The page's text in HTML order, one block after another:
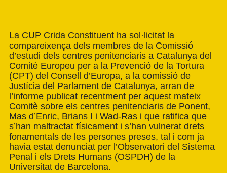
La CUP Crida Constituent ha sol·licitat la
compareixença dels membres de la Comissió
d’estudi dels centres penitenciaris a Catalunya del
Comitè Europeu per a la Prevenció de la Tortura
(CPT) del Consell d’Europa, a la comissió de
Justícia del Parlament de Catalunya, arran de
l’informe publicat recentment per aquest mateix
Comitè sobre els centres penitenciaris de Ponent,
Mas d’Enric, Brians I i Wad-Ras i que ratifica que
s’han maltractat físicament i s’han vulnerat drets
fonamentals de les persones preses, tal i com ja
havia estat denunciat per l’Observatori del Sistema
Penal i els Drets Humans (OSPDH) de la
Universitat de Barcelona.